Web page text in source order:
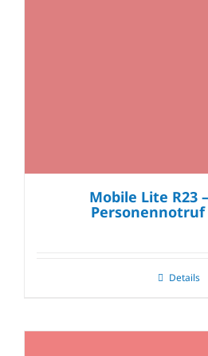
Mobile Lite R23
Personennotruf
Details